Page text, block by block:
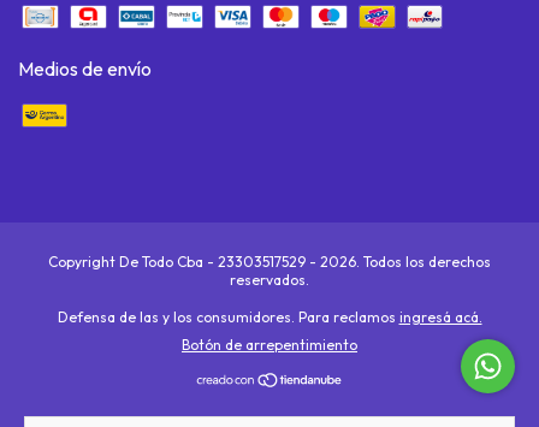
Medios de envío
Copyright De Todo Cba - 23303517529 - 2026. Todos los derechos
reservados.
Defensa de las y los consumidores. Para reclamos ingresá acá.
Botón de arrepentimiento